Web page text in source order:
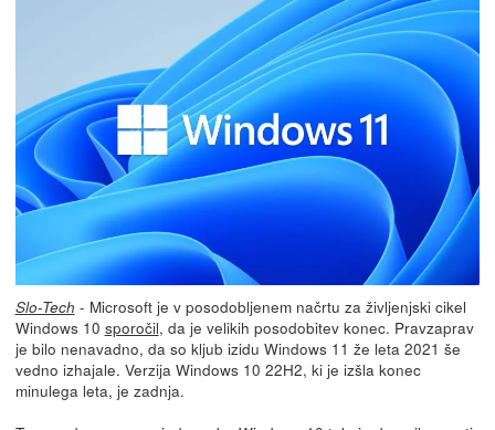
Slo-Tech - Microsoft je v posodobljenem načrtu za življenjski cikel
Windows 10 sporočil, da je velikih posodobitev konec. Pravzaprav
je bilo nenavadno, da so kljub izidu Windows 11 že leta 2021 še
vedno izhajale. Verzija Windows 10 22H2, ki je izšla konec
minulega leta, je zadnja.